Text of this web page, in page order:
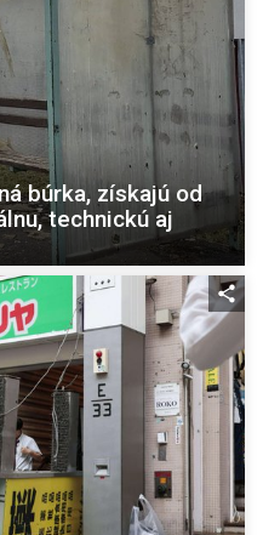
búrka, získajú od
technickú aj